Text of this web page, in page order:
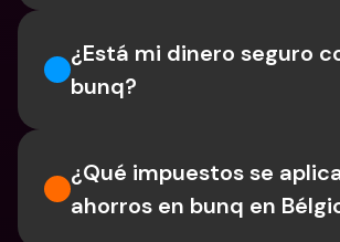
¿Está mi dinero seguro
bunq?
¿Qué impuestos se
ahorros en bunq en